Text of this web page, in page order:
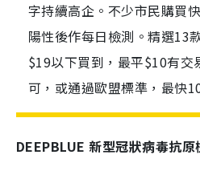
字持續高企。不少市民購買
陽性後作每日檢測。精選13
$19以下買到，最平$10有交
可，或通過歐盟標準，最快
DEEPBLUE 新型冠狀病毒抗原